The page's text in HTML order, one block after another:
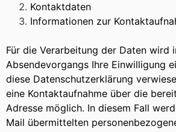
Kontaktdaten
Informationen zur
Für die Verarbeitung der Daten wird
Absendevorgangs Ihre Einwilligung
diese Datenschutzerklärung
eine Kontaktaufnahme über die
Adresse möglich. In diesem Fall
Mail übermittelten